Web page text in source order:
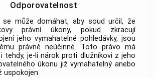
Odporovatelnost
se může domáhat, aby soud určil, že
právní úkony, pokud zkracují
jeho vymahatelné pohledávky, jsou
právně neúčinné. Toto právo má
tehdy, je-li nárok proti dlužníkovi z jeho
úkonu již vymahatelný anebo
uspokojen.